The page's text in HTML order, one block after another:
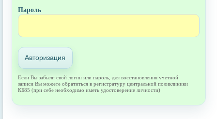
Пароль
Авторизация
Если Вы забыли свой логин или пароль, для восстановления учетной
записи Вы можете обратиться в регистратуру центральной поликлиники
КБ85 (при себе необходимо иметь удостоверение личности)